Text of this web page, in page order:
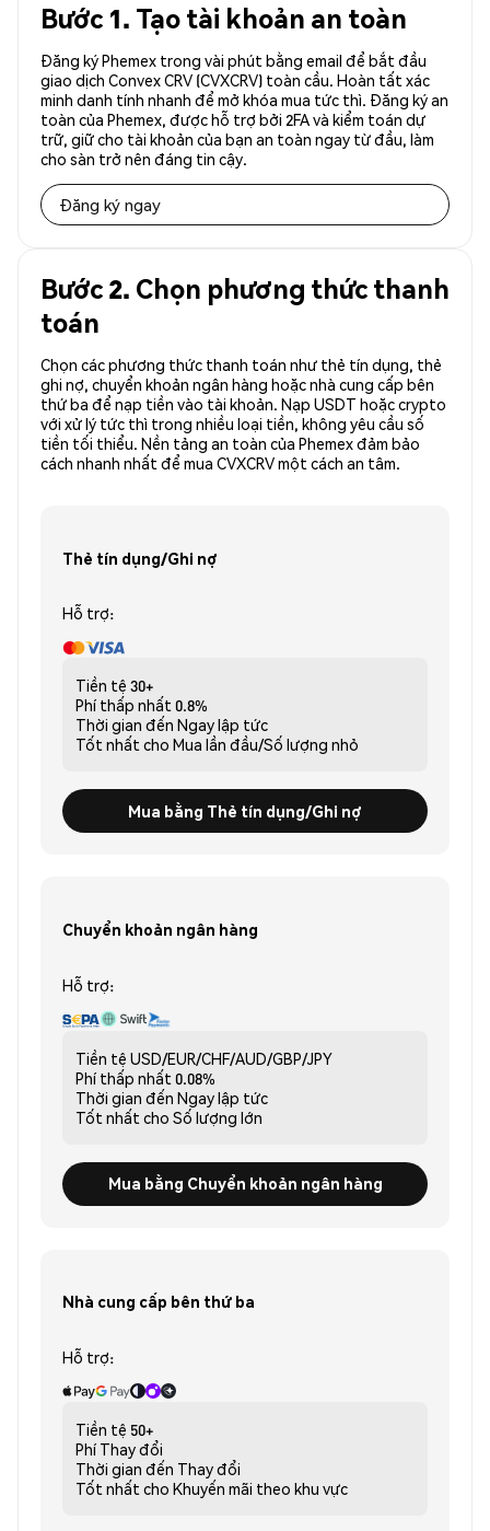
Bước 1. Tạo tài khoản an toàn
Đăng ký Phemex trong vài phút bằng email để bắt đầu
giao dịch Convex CRV (CVXCRV) toàn cầu. Hoàn tất xác
minh danh tính nhanh để mở khóa mua tức thì. Đăng ký an
toàn của Phemex, được hỗ trợ bởi 2FA và kiểm toán dự
trữ, giữ cho tài khoản của bạn an toàn ngay từ đầu, làm
cho sàn trở nên đáng tin cậy.
Đăng ký ngay
Bước 2. Chọn phương thức thanh
toán
Chọn các phương thức thanh toán như thẻ tín dụng, thẻ
ghi nợ, chuyển khoản ngân hàng hoặc nhà cung cấp bên
thứ ba để nạp tiền vào tài khoản. Nạp USDT hoặc crypto
với xử lý tức thì trong nhiều loại tiền, không yêu cầu số
tiền tối thiểu. Nền tảng an toàn của Phemex đảm bảo
cách nhanh nhất để mua CVXCRV một cách an tâm.
Thẻ tín dụng/Ghi nợ
Hỗ trợ:
Tiền tệ 30+
Phí thấp nhất 0.8%
Thời gian đến Ngay lập tức
Tốt nhất cho Mua lần đầu/Số lượng nhỏ
Mua bằng Thẻ tín dụng/Ghi nợ
Chuyển khoản ngân hàng
Hỗ trợ:
Tiền tệ USD/EUR/CHF/AUD/GBP/JPY
Phí thấp nhất 0.08%
Thời gian đến Ngay lập tức
Tốt nhất cho Số lượng lớn
Mua bằng Chuyển khoản ngân hàng
Nhà cung cấp bên thứ ba
Hỗ trợ:
Tiền tệ 50+
Phí Thay đổi
Thời gian đến Thay đổi
Tốt nhất cho Khuyến mãi theo khu vực